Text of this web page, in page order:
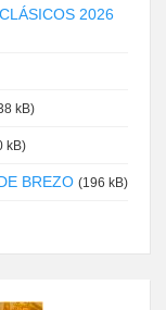
2026
kB)
kB)
BREZO (196 kB)